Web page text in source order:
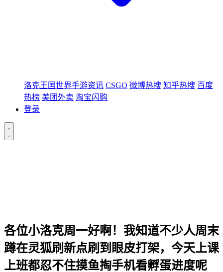
洛克王国世界手游资讯 CSGO 微博热搜 知乎热搜 百度
热榜 美团外卖 淘宝闪购
登录
各位小洛克周一好啊！我知道不少人周末
蹲在灵狐刷新点刷到眼皮打架，今天上课
上班都忍不住摸鱼掏手机看孵蛋进度呢